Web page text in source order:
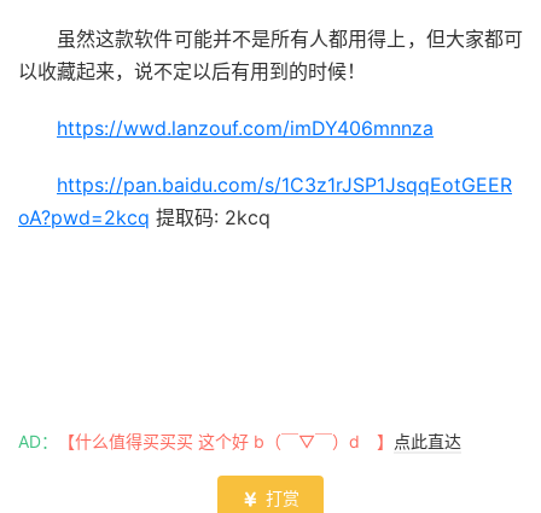
虽然这款软件可能并不是所有人都用得上，但大家都可
以收藏起来，说不定以后有用到的时候！
https://wwd.lanzouf.com/imDY406mnnza
https://pan.baidu.com/s/1C3z1rJSP1JsqqEotGEER
oA?pwd=2kcq 提取码: 2kcq
AD： 【什么值得买买买 这个好 b（￣▽￣）d 】 点此直达
 打赏